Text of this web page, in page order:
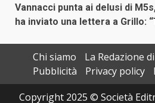
Vannacci punta ai delusi di
ha inviato una lettera a Grillo:
Chi siamo
La Redazione
Pubblicità
Privacy policy
Copyright 2025 © Società